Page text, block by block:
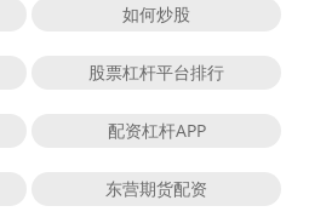
如何炒股
股票杠杆平台排行
配资杠杆APP
东营期货配资